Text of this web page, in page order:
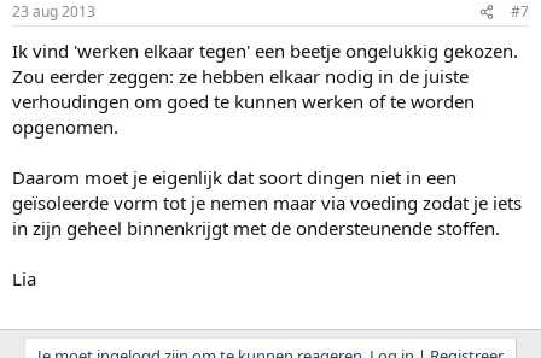
23 aug 2013 #7
Ik vind 'werken elkaar tegen' een beetje ongelukkig gekozen.
Zou eerder zeggen: ze hebben elkaar nodig in de juiste
verhoudingen om goed te kunnen werken of te worden
opgenomen.
Daarom moet je eigenlijk dat soort dingen niet in een
geïsoleerde vorm tot je nemen maar via voeding zodat je iets
in zijn geheel binnenkrijgt met de ondersteunende stoffen.
Lia